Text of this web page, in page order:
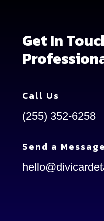
Get In
Call Us
(255) 352-6258
Send a Message